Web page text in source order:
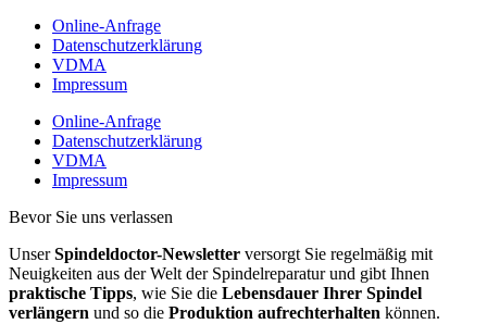
Online-Anfrage
Datenschutzerklärung
VDMA
Impressum
Online-Anfrage
Datenschutzerklärung
VDMA
Impressum
Bevor Sie uns verlassen
UnserSpindeldoctor-Newsletter versorgt Sie regelmäßig mit
Neuigkeiten aus der Welt der Spindelreparatur und gibt Ihnen
praktische Tipps, wie Sie die Lebensdauer Ihrer Spindel
verlängern und so die Produktion aufrechterhalten können.